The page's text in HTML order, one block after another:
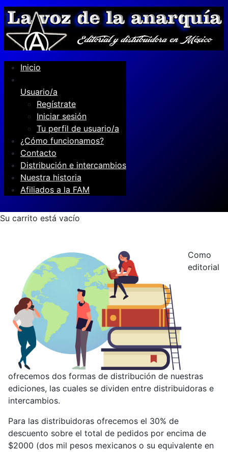
Inicio
Usuario/a
Regístrate
Iniciar sesión
Tu perfil de usuario/a
¿Cómo funcionamos?
Contacto
Distribución e intercambios
Nuestra historia
Afiliados a la FAM
Su carrito está vacío
Como
editorial
ofrecemos dos formas de distribución de nuestras
ediciones, las cuales se dividen entre distribuidoras e
intercambios.
Para las distribuidoras ofrecemos el 30% de
descuento sobre el total de pedidos por encima de
$2000 (dos mil pesos mexicanos o su equivalente en